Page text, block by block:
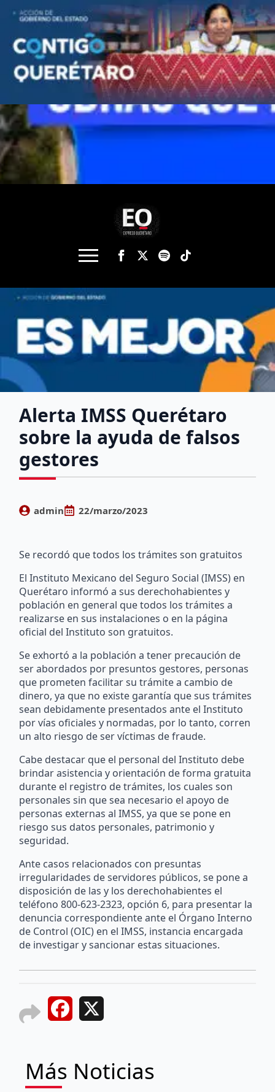
Alerta IMSS Querétaro
sobre la ayuda de falsos
gestores
admin 22/marzo/2023
Se recordó que todos los trámites son gratuitos
El Instituto Mexicano del Seguro Social (IMSS) en
Querétaro informó a sus derechohabientes y
población en general que todos los trámites a
realizarse en sus instalaciones o en la página
oficial del Instituto son gratuitos.
Se exhortó a la población a tener precaución de
ser abordados por presuntos gestores, personas
que prometen facilitar su trámite a cambio de
dinero, ya que no existe garantía que sus trámites
sean debidamente presentados ante el Instituto
por vías oficiales y normadas, por lo tanto, corren
un alto riesgo de ser víctimas de fraude.
Cabe destacar que el personal del Instituto debe
brindar asistencia y orientación de forma gratuita
durante el registro de trámites, los cuales son
personales sin que sea necesario el apoyo de
personas externas al IMSS, ya que se pone en
riesgo sus datos personales, patrimonio y
seguridad.
Ante casos relacionados con presuntas
irregularidades de servidores públicos, se pone a
disposición de las y los derechohabientes el
teléfono 800-623-2323, opción 6, para presentar la
denuncia correspondiente ante el Órgano Interno
de Control (OIC) en el IMSS, instancia encargada
de investigar y sancionar estas situaciones.
Facebook
Más Noticias